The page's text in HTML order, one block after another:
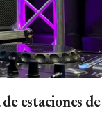
estaciones de